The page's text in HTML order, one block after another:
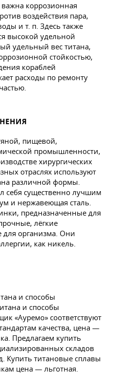
коррозионная
воздействия пара,
и т. п. Здесь также
высокой удельной
удельный вес титана,
стойкостью,
кораблей
расходы по ремонту
пищевой,
промышленности,
хирургических
отраслях используют
различной формы.
себя существенно лучшим
и нержавеющая сталь.
предназначенные для
лёгкие
для организма. Они
как никель.
и способы
и способы
«Ауремо» соответствуют
качества, цена —
Предлагаем купить
складов
Купить титановые сплавы
цена — льготная.